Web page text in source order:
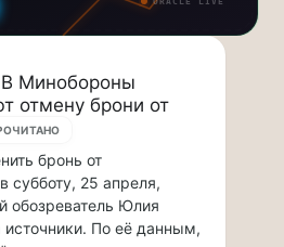
В Минобороны
отмену брони от
бронь от
субботу, 25 апреля,
обозреватель Юлия
источники. По её данным,